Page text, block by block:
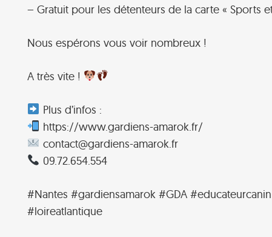
– Gratuit pour les détenteurs de la carte « Sports
Nous espérons vous voir nombreux !
A très vite !
Plus d’infos :
https://www.gardiens-amarok.fr/
contact@gardiens-amarok.fr
09.72.654.554
#Nantes #gardiensamarok #GDA
#loireatlantique